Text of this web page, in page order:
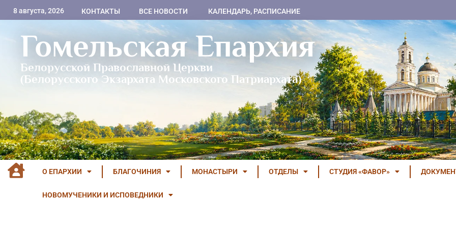
8 августа, 2026 КОНТАКТЫ ВСЕ НОВОСТИ КАЛЕНДАРЬ, РАСПИСАНИЕ
Гомельская Епархия
Белорусской Православной Церкви
(Белорусского Экзархата Московского Патриархата)
О ЕПАРХИИ БЛАГОЧИНИЯ МОНАСТЫРИ ОТДЕЛЫ СТУДИЯ «ФАВОР»
НОВОМУЧЕНИКИ И ИСПОВЕДНИКИ